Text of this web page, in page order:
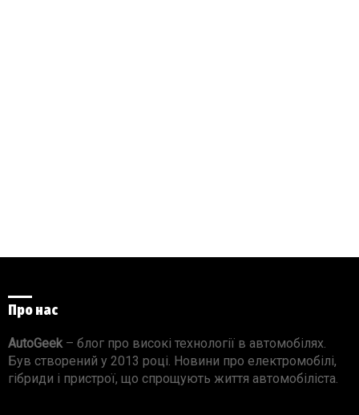
Про нас
AutoGeek – блог про високі технології в автомобілях.
Був створений у 2013 році. Новини про електромобілі,
гібриди і пристрої, що спрощують життя автомобіліста.